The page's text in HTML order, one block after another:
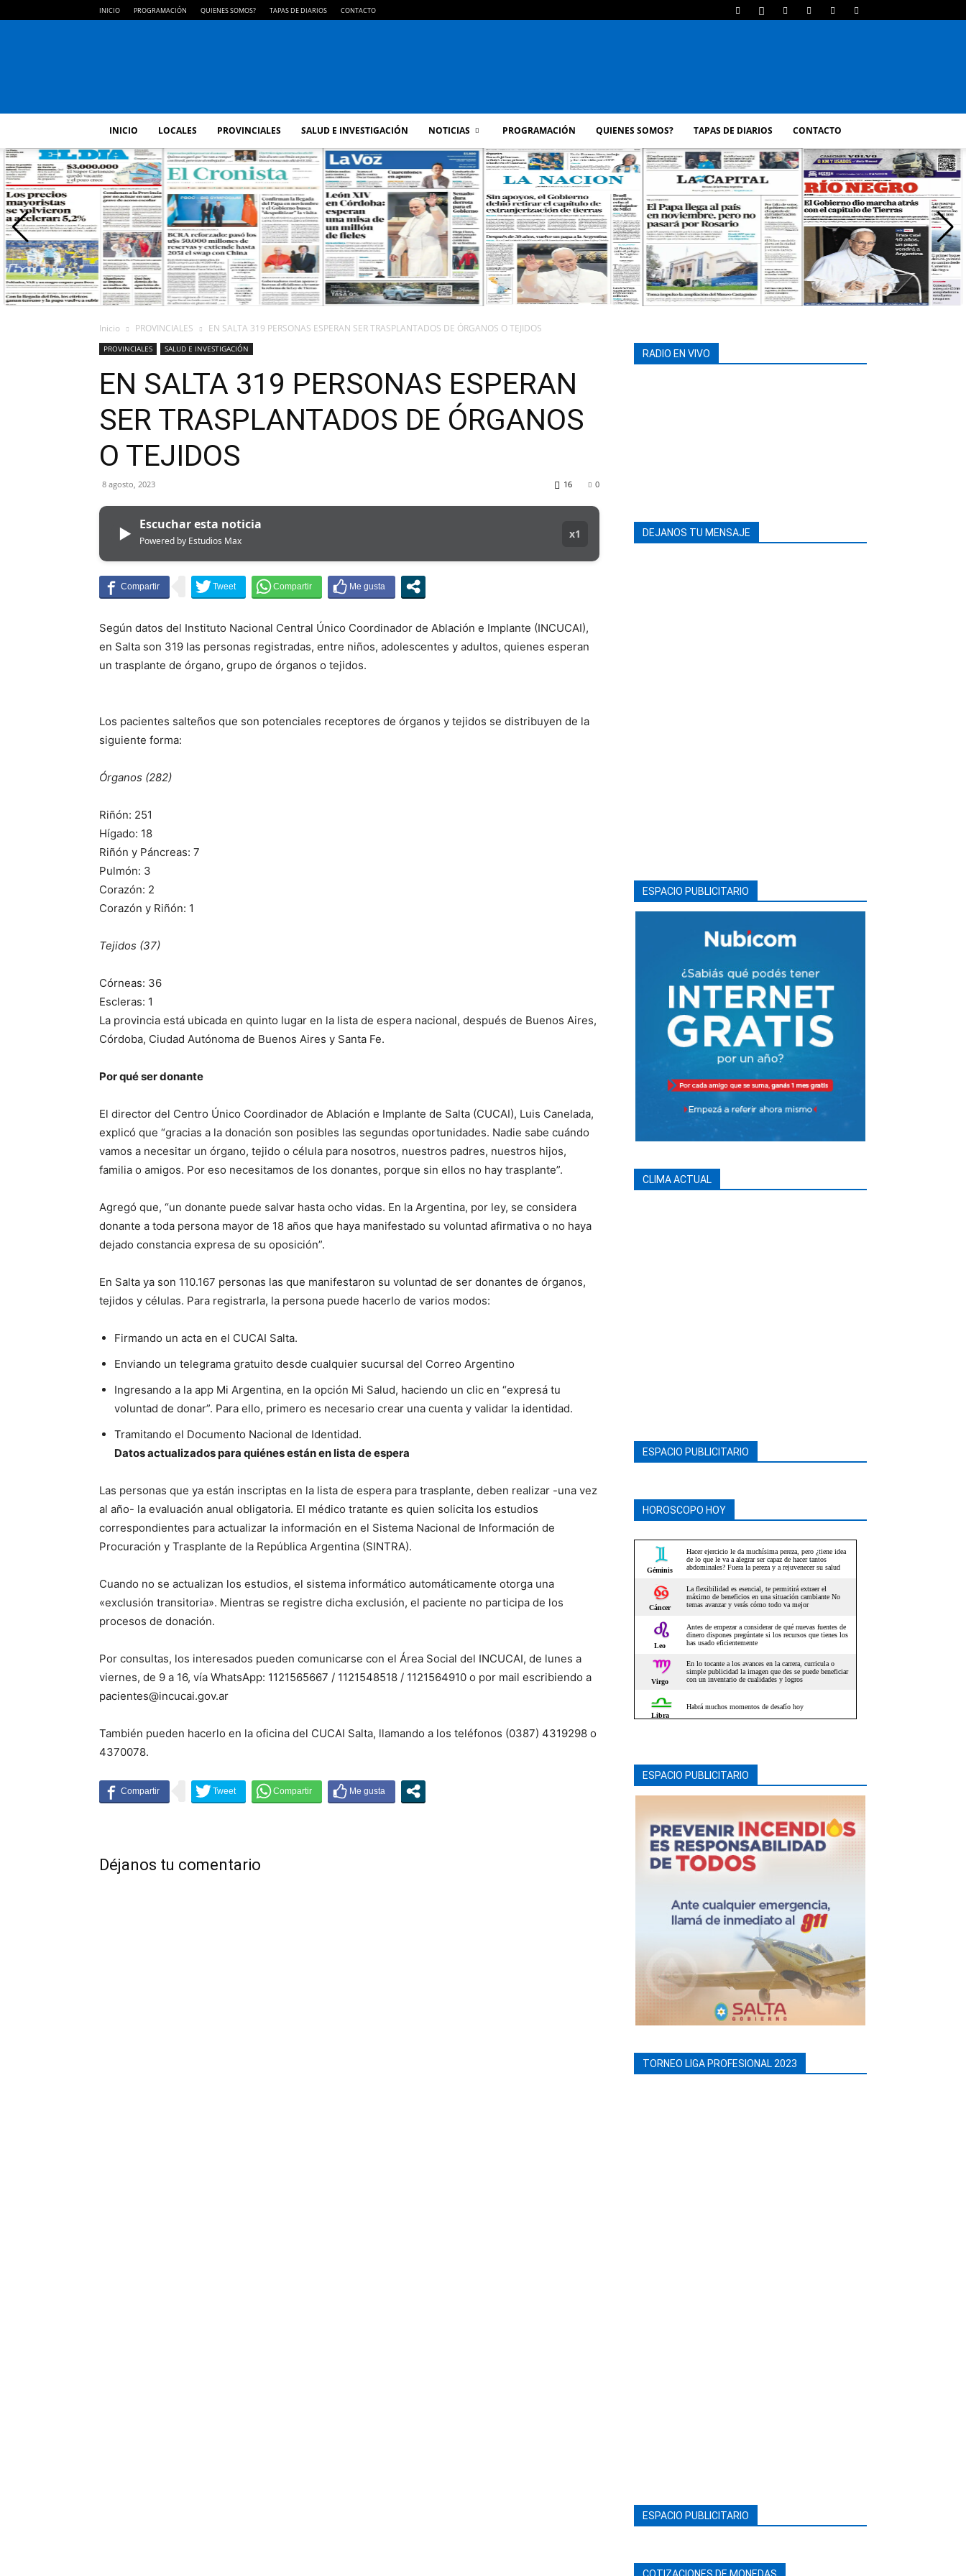
INICIO PROGRAMACIÓN QUIENES SOMOS? TAPAS DE DIARIOS CONTACTO
FM
GOLD
ORAN
107.1
INICIO LOCALES PROVINCIALES SALUD E INVESTIGACIÓN NOTICIAS PROGRAMACIÓN QUIENES SOMOS? TAPAS DE DIARIOS CONTACTO
Inicio PROVINCIALES EN SALTA 319 PERSONAS ESPERAN SER TRASPLANTADOS DE ÓRGANOS O TEJIDOS
PROVINCIALES SALUD E INVESTIGACIÓN
EN SALTA 319 PERSONAS ESPERAN
SER TRASPLANTADOS DE ÓRGANOS
O TEJIDOS
8 agosto, 2023 0
16
▶ Escuchar esta noticia
Powered by Estudios Max
x1
Según datos del Instituto Nacional Central Único Coordinador de Ablación e Implante (INCUCAI),
en Salta son 319 las personas registradas, entre niños, adolescentes y adultos, quienes esperan
un trasplante de órgano, grupo de órganos o tejidos.
Los pacientes salteños que son potenciales receptores de órganos y tejidos se distribuyen de la
siguiente forma:
Órganos (282)
Riñón: 251
Hígado: 18
Riñón y Páncreas: 7
Pulmón: 3
Corazón: 2
Corazón y Riñón: 1
Tejidos (37)
Córneas: 36
Escleras: 1
La provincia está ubicada en quinto lugar en la lista de espera nacional, después de Buenos Aires,
Córdoba, Ciudad Autónoma de Buenos Aires y Santa Fe.
Por qué ser donante
El director del Centro Único Coordinador de Ablación e Implante de Salta (CUCAI), Luis Canelada,
explicó que “gracias a la donación son posibles las segundas oportunidades. Nadie sabe cuándo
vamos a necesitar un órgano, tejido o célula para nosotros, nuestros padres, nuestros hijos,
familia o amigos. Por eso necesitamos de los donantes, porque sin ellos no hay trasplante”.
Agregó que, “un donante puede salvar hasta ocho vidas. En la Argentina, por ley, se considera
donante a toda persona mayor de 18 años que haya manifestado su voluntad afirmativa o no haya
dejado constancia expresa de su oposición”.
En Salta ya son 110.167 personas las que manifestaron su voluntad de ser donantes de órganos,
tejidos y células. Para registrarla, la persona puede hacerlo de varios modos:
Firmando un acta en el CUCAI Salta.
Enviando un telegrama gratuito desde cualquier sucursal del Correo Argentino
Ingresando a la app Mi Argentina, en la opción Mi Salud, haciendo un clic en “expresá tu
voluntad de donar”. Para ello, primero es necesario crear una cuenta y validar la identidad.
Tramitando el Documento Nacional de Identidad.
Datos actualizados para quiénes están en lista de espera
Las personas que ya están inscriptas en la lista de espera para trasplante, deben realizar -una vez
al año- la evaluación anual obligatoria. El médico tratante es quien solicita los estudios
correspondientes para actualizar la información en el Sistema Nacional de Información de
Procuración y Trasplante de la República Argentina (SINTRA).
Cuando no se actualizan los estudios, el sistema informático automáticamente otorga una
«exclusión transitoria». Mientras se registre dicha exclusión, el paciente no participa de los
procesos de donación.
Por consultas, los interesados pueden comunicarse con el Área Social del INCUCAI, de lunes a
viernes, de 9 a 16, vía WhatsApp: 1121565667 / 1121548518 / 1121564910 o por mail escribiendo a
pacientes@incucai.gov.ar
También pueden hacerlo en la oficina del CUCAI Salta, llamando a los teléfonos (0387) 4319298 o
4370078.
Déjanos tu comentario
RADIO EN VIVO
DEJANOS TU MENSAJE
ESPACIO PUBLICITARIO
CLIMA ACTUAL
ESPACIO PUBLICITARIO
HOROSCOPO HOY
ESPACIO PUBLICITARIO
TORNEO LIGA PROFESIONAL 2023
ESPACIO PUBLICITARIO